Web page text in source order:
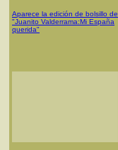
Aparece la edición de bolsillo de
"Juanito Valderrama:Mi España
querida"